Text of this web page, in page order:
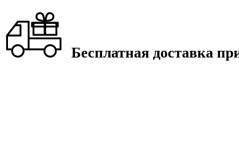
Бесплатная доставка